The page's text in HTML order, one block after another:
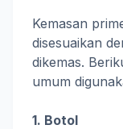
Kemasan
disesuaikan
dikemas.
umum
1. Botol